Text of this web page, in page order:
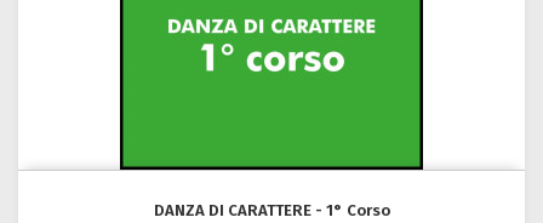
DANZA DI CARATTERE - 1° Corso